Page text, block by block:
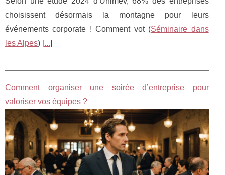
choisissent désormais la montagne pour leurs
événements corporate ! Comment vot (Séminaire dans
les Alpes) [...]
Comment organiser une soirée d’entreprise pour
valoriser vos équipes ?